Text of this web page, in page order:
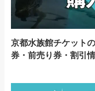
京都水族館チケット
券・前売り券・割引